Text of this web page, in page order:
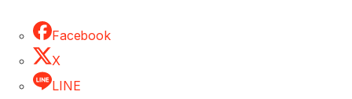
Facebook
X
LINE